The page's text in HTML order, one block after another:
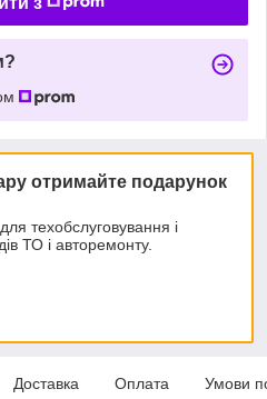
отримайте подарунок
техобслуговування і
ТО і авторемонту.
Доставка Оплата Умови